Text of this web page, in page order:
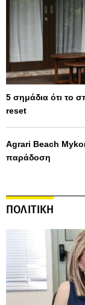
5 σημάδια ότι το
reset
Agrari Beach
παράδοση
ΠΟΛΙΤΙΚΗ